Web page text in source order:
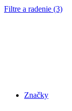
Filtre a radenie (3)
Značky